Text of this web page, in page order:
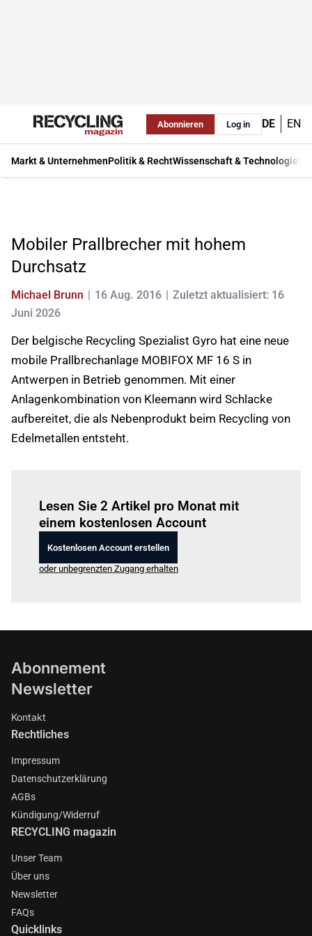
Abonnieren Log in DE EN
Markt & UnternehmenPolitik & RechtWissenschaft & Technologie
Mobiler Prallbrecher mit hohem
Durchsatz
Michael Brunn 16 Aug. 2016
Zuletzt aktualisiert: 16
Juni 2026
Der belgische Recycling Spezialist Gyro hat eine neue
mobile Prallbrechanlage MOBIFOX MF 16 S in
Antwerpen in Betrieb genommen. Mit einer
Anlagenkombination von Kleemann wird Schlacke
aufbereitet, die als Nebenprodukt beim Recycling von
Edelmetallen entsteht.
Lesen Sie 2 Artikel pro Monat mit
einem kostenlosen Account
Kostenlosen Account erstellen
oder unbegrenzten Zugang erhalten
Abonnement
Newsletter
Kontakt
Rechtliches
Impressum
Datenschutzerklärung
AGBs
Kündigung/Widerruf
RECYCLING magazin
Unser Team
Über uns
Newsletter
FAQs
Quicklinks